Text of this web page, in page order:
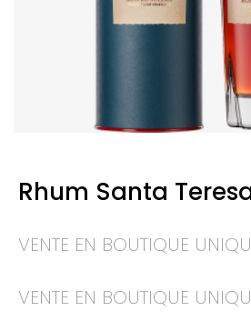
Rhum Santa
VENTE EN BOUTIQUE
VENTE EN BOUTIQUE